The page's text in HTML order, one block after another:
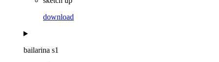
download
bailarina s1